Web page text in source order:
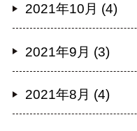
2021年10月 (4)
2021年9月 (3)
2021年8月 (4)